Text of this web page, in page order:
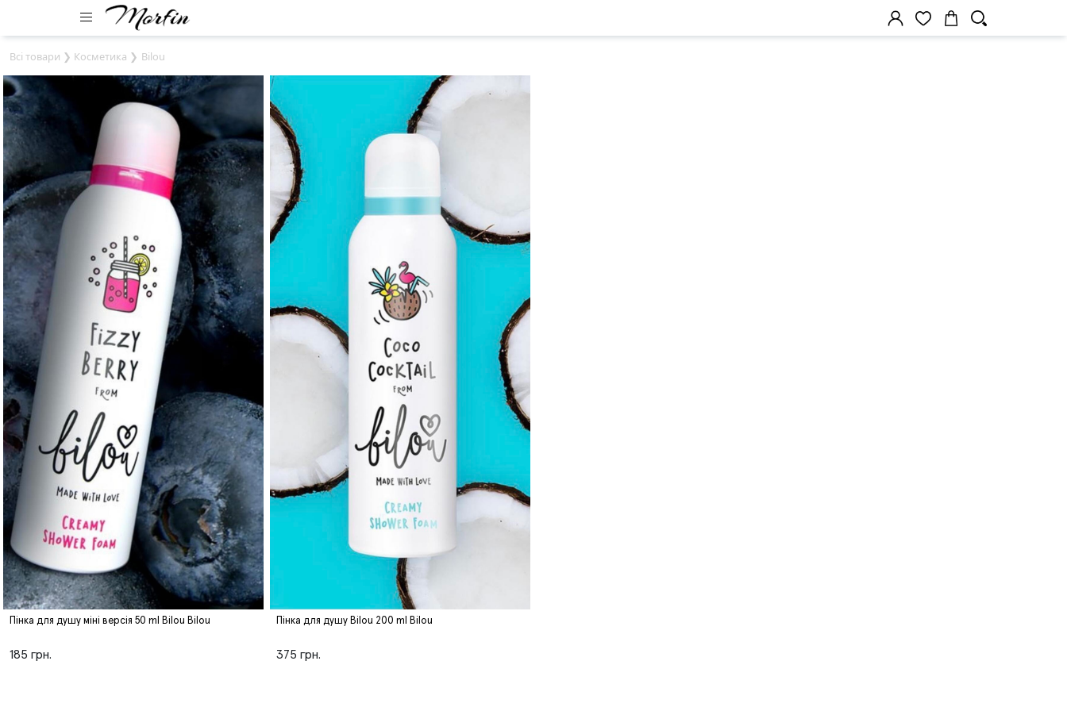
Всі товари ❯ Косметика ❯ Bilou
Пінка для душу міні версія 50 ml Bilou Bilou
185 грн.
Пінка для душу Bilou 200 ml Bilou
375 грн.